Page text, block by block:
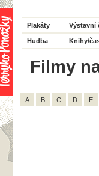
Plakáty Výstavní
Hudba Knihy/
Filmy
A B C D E